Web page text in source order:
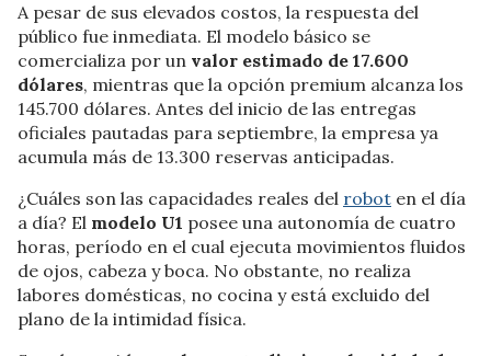
A pesar de sus elevados costos, la respuesta del
público fue inmediata. El modelo básico se
comercializa por un valor estimado de 17.600
dólares, mientras que la opción premium alcanza los
145.700 dólares. Antes del inicio de las entregas
oficiales pautadas para septiembre, la empresa ya
acumula más de 13.300 reservas anticipadas.
¿Cuáles son las capacidades reales del robot en el día
a día? El modelo U1 posee una autonomía de cuatro
horas, período en el cual ejecuta movimientos fluidos
de ojos, cabeza y boca. No obstante, no realiza
labores domésticas, no cocina y está excluido del
plano de la intimidad física.